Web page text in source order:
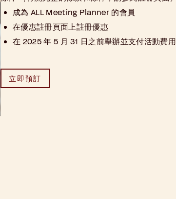
成為 ALL Meeting Planner 的會員
在優惠註冊頁面上註冊優惠
在 2025 年 5 月 31 日之前舉辦並支付活動費用
立即預訂